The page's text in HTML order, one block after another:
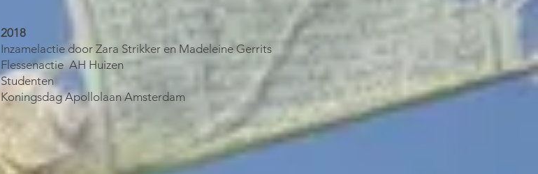
2018
Inzamelactie door Zara Strikker en Madeleine Gerrits
Flessenactie AH Huizen
Studenten
Koningsdag Apollolaan Amsterdam